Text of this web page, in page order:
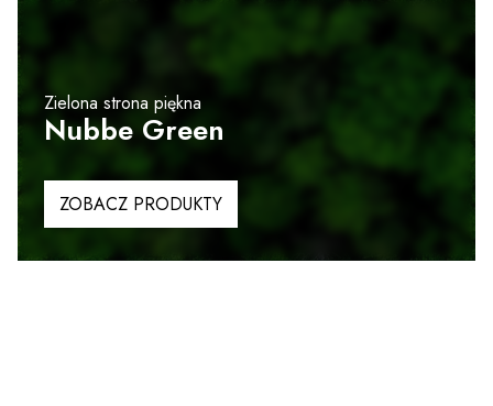
Zielona strona piękna
Nubbe Green
ZOBACZ PRODUKTY